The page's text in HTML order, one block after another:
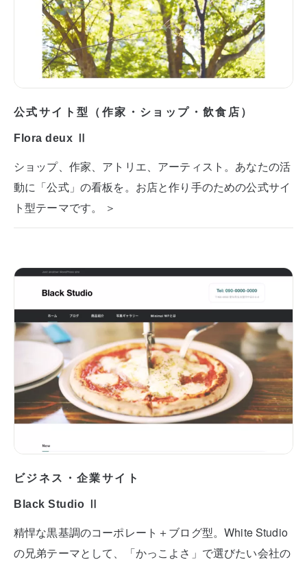
公式サイト型（作家・ショップ・飲食店）
Flora deux Ⅱ
ショップ、作家、アトリエ、アーティスト。あなたの活
動に「公式」の看板を。お店と作り手のための公式サイ
ト型テーマです。 ＞
ビジネス・企業サイト
Black Studio Ⅱ
精悍な黒基調のコーポレート＋ブログ型。White Studio
の兄弟テーマとして、「かっこよさ」で選びたい会社の